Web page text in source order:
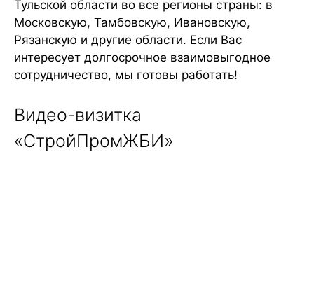
Тульской области во все регионы страны: в
Московскую, Тамбовскую, Ивановскую,
Рязанскую и другие области. Если Вас
интересует долгосрочное взаимовыгодное
сотрудничество, мы готовы работать!
Видео-визитка
«СтройПромЖБИ»